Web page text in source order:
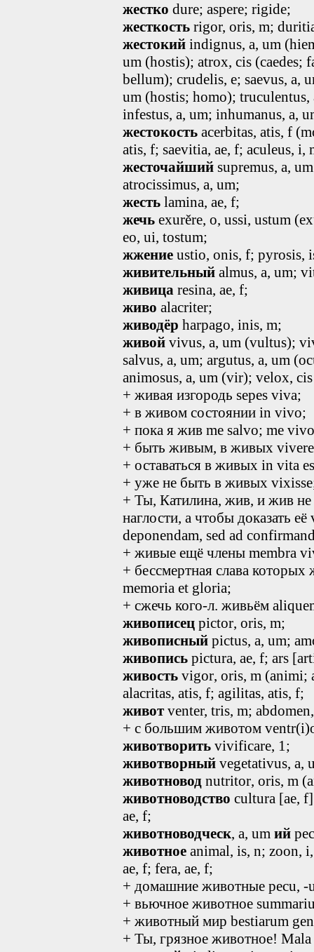
жестко dure; aspere; rigide;
жесткость rigor, oris, m;
жестокий indignus, a, um
um (hostis); atrox, cis (caedes;
bellum); crudelis, e; saevus, a,
um (hostis; homo); truculentus,
infestus, a, um; inhumanus, a,
жестокость acerbitas, atis, f
atis, f; saevitia, ae, f; aculeus,
жесточайший supremus, a, um
atrocissimus, a, um;
жесть lamina, ae, f;
жечь exurěre, o, ussi, ustum
eo, ui, tostum;
жжение ustio, onis, f; pyrosis,
живительный almus, a, um;
живица resina, ae, f;
живо alacriter;
живодёр harpago, inis, m;
живой vivus, a, um (vultus);
salvus, a, um; argutus, a, um
animosus, a, um (vir); velox,
+ живая изгородь sepes viva;
+ в живом состоянии in vivo;
+ пока я жив me salvo; me
+ быть живым, в живых
+ оставаться в живых in vita
+ уже не быть в живых
+ Ты, Катилина, жив, и жив не
наглости, а чтобы доказать
deponendam, sed ad
+ живые ещё члены membra
+ бессмертная слава
memoria et gloria;
+ сжечь кого-л. живьём
живописец pictor, oris, m;
живописный pictus, a, um;
живопись pictura, ae, f; ars
живость vigor, oris, m (animi;
alacritas, atis, f; agilitas, atis, f;
живот venter, tris, m; abdomen
+ с большим животом
животворить vivificare, 1;
животворный vegetativus, a,
животновод nutritor, oris, m
животноводство cultura [ae,
ae, f;
животноводческ, a, um ий
животное animal, is, n; zoon,
ae, f; fera, ae, f;
+ домашние животные pecu, -
+ вьючное животное
+ животный мир bestiarum
+ Ты, грязное животное! Mala